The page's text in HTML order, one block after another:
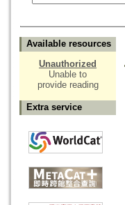
Available resources
Unauthorized
Unable to
provide reading
Extra service